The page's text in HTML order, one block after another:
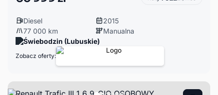
Diesel
2015
77 000 km
Manualna
Świebodzin (Lubuskie)
Zobacz oferty: